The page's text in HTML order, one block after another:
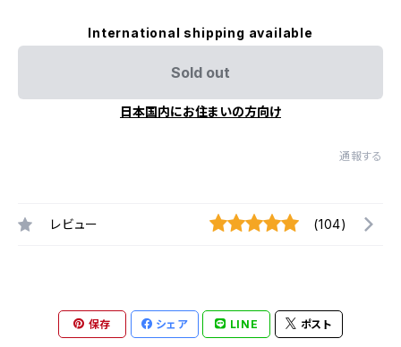
International shipping available
Sold out
日本国内にお住まいの方向け
通報する
レビュー (104)
保存 シェア LINE ポスト